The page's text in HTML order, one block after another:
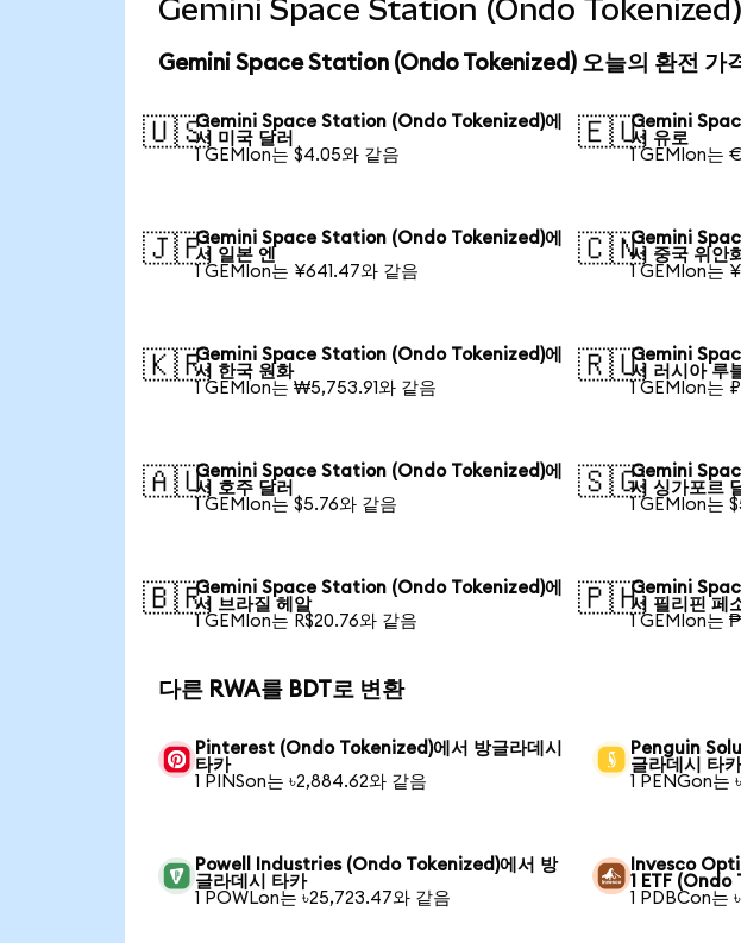
Gemini Space Station (Ondo Tokenized)
Gemini Space Station (Ondo Tokenized) 오늘의 환전 가
🇺🇸Gemini Space Station (Ondo Tokenized)에
서 미국 달러
1 GEMIon는 $4.05와 같음
🇪🇺Gemini
서 유로
1 GEMIon는
🇯🇵Gemini Space Station (Ondo Tokenized)에
서 일본 엔
1 GEMIon는 ¥641.47와 같음
🇨🇳Gemini
서 중국 위안
1 GEMIon는
🇰🇷Gemini Space Station (Ondo Tokenized)에
서 한국 원화
1 GEMIon는 ₩5,753.91와 같음
🇷🇺Gemini
서 러시아 루
1 GEMIon는
🇦🇺Gemini Space Station (Ondo Tokenized)에
서 호주 달러
1 GEMIon는 $5.76와 같음
🇸🇬Gemini
서 싱가포르
1 GEMIon는
🇧🇷Gemini Space Station (Ondo Tokenized)에
서 브라질 헤알
1 GEMIon는 R$20.76와 같음
🇵🇭Gemini
서 필리핀 페
1 GEMIon는
다른 RWA를 BDT로 변환
Pinterest (Ondo Tokenized)에서 방글라데시
타카
1 PINSon는 ৳2,884.62와 같음
Penguin
글라데시 타
1 PENGon는
Powell Industries (Ondo Tokenized)에서 방
글라데시 타카
1 POWLon는 ৳25,723.47와 같음
Invesco
1 ETF (Ondo
1 PDBCon는